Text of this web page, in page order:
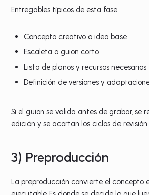
Entregables típicos de esta fase:
Concepto creativo o idea base
Escaleta o guion corto
Lista de planos y recursos necesarios
Definición de versiones y
Si el guion se valida antes de grabar, se
edición y se acortan los ciclos de revisión.
3) Preproducción
La preproducción convierte el concepto